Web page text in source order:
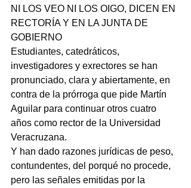
NI LOS VEO NI LOS OIGO, DICEN EN
RECTORÍA Y EN LA JUNTA DE
GOBIERNO
Estudiantes, catedráticos,
investigadores y exrectores se han
pronunciado, clara y abiertamente, en
contra de la prórroga que pide Martín
Aguilar para continuar otros cuatro
años como rector de la Universidad
Veracruzana.
Y han dado razones jurídicas de peso,
contundentes, del porqué no procede,
pero las señales emitidas por la